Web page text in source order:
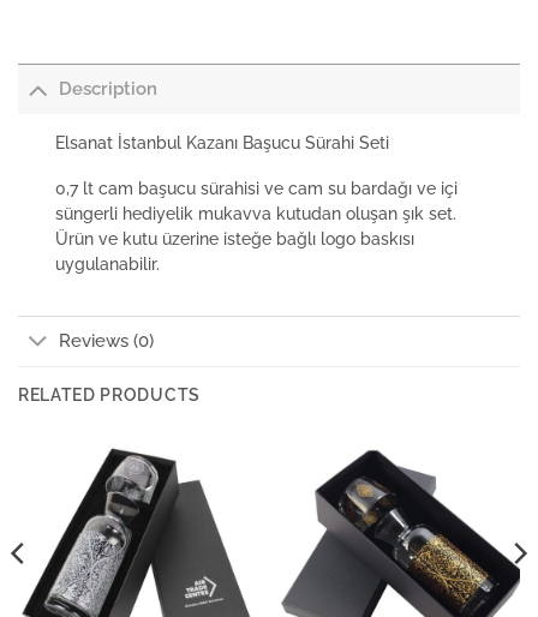
Description
Elsanat İstanbul Kazanı Başucu Sürahi Seti
0,7 lt cam başucu sürahisi ve cam su bardağı ve içi
süngerli hediyelik mukavva kutudan oluşan şık set.
Ürün ve kutu üzerine isteğe bağlı logo baskısı
uygulanabilir.
Reviews (0)
RELATED PRODUCTS